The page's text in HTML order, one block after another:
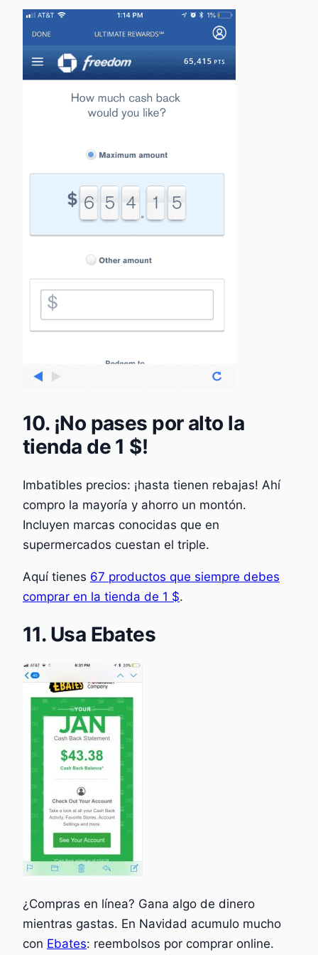
10. ¡No pases por alto la
tienda de 1 $!
Imbatibles precios: ¡hasta tienen rebajas! Ahí
compro la mayoría y ahorro un montón.
Incluyen marcas conocidas que en
supermercados cuestan el triple.
Aquí tienes 67 productos que siempre debes
comprar en la tienda de 1 $.
11. Usa Ebates
¿Compras en línea? Gana algo de dinero
mientras gastas. En Navidad acumulo mucho
con Ebates: reembolsos por comprar online.